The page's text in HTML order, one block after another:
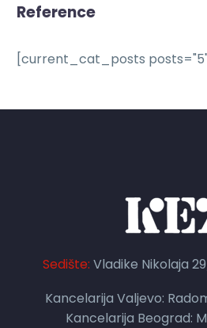
Reference
[current_cat_posts
Sedište: Vladike Nikolaja
Kancelarija Valjevo:
Kancelarija Beograd: